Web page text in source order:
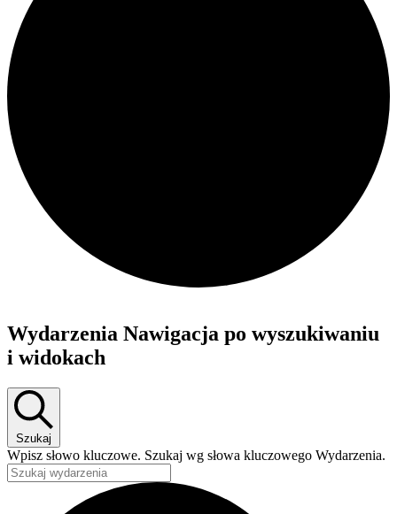
Wydarzenia Nawigacja po wyszukiwaniu
i widokach
Szukaj
Wpisz słowo kluczowe. Szukaj wg słowa kluczowego Wydarzenia.